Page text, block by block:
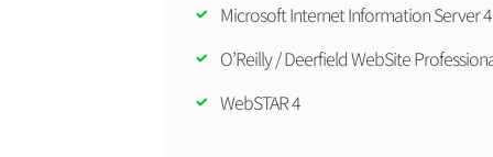
Microsoft Internet Information Server
O’Reilly / Deerfield WebSite
WebSTAR 4